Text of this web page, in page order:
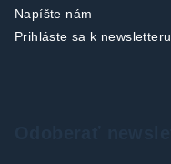
Napíšte nám
Prihláste sa k newsletteru